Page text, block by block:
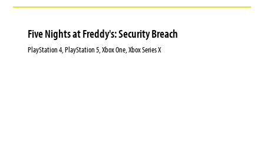
Five Nights at Freddy's: Security Breach
PlayStation 4, PlayStation 5, Xbox One, Xbox Series X